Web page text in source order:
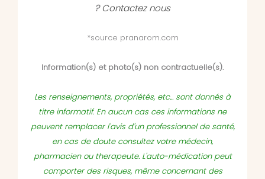
?Contactez nous
*source pranarom.com
Information(s) et photo(s) non contractuelle(s).
Les renseignements, propriétés, etc... sont donnés à
titre informatif. En aucun cas ces informations ne
peuvent remplacer l'avis d'un professionnel de santé,
en cas de doute consultez votre médecin,
pharmacien ou therapeute. L'auto-médication peut
comporter des risques, même concernant des